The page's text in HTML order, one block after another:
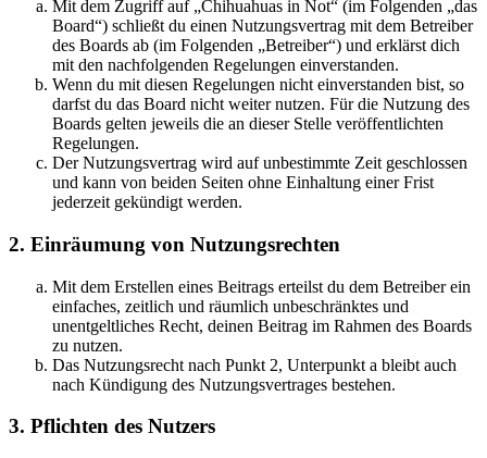
Mit dem Zugriff auf „Chihuahuas in Not“ (im Folgenden „das
Board“) schließt du einen Nutzungsvertrag mit dem Betreiber
des Boards ab (im Folgenden „Betreiber“) und erklärst dich
mit den nachfolgenden Regelungen einverstanden.
Wenn du mit diesen Regelungen nicht einverstanden bist, so
darfst du das Board nicht weiter nutzen. Für die Nutzung des
Boards gelten jeweils die an dieser Stelle veröffentlichten
Regelungen.
Der Nutzungsvertrag wird auf unbestimmte Zeit geschlossen
und kann von beiden Seiten ohne Einhaltung einer Frist
jederzeit gekündigt werden.
2. Einräumung von Nutzungsrechten
Mit dem Erstellen eines Beitrags erteilst du dem Betreiber ein
einfaches, zeitlich und räumlich unbeschränktes und
unentgeltliches Recht, deinen Beitrag im Rahmen des Boards
zu nutzen.
Das Nutzungsrecht nach Punkt 2, Unterpunkt a bleibt auch
nach Kündigung des Nutzungsvertrages bestehen.
3. Pflichten des Nutzers